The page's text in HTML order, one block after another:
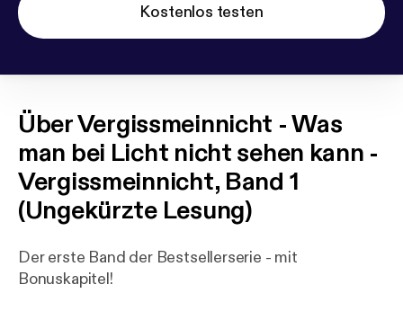
Kostenlos testen
ÜberVergissmeinnicht - Was
man bei Licht nicht sehen kann -
Vergissmeinnicht, Band 1
(Ungekürzte Lesung)
Der erste Band der Bestsellerserie - mit
Bonuskapitel!